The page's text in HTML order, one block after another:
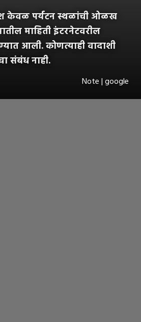
केवळ पर्यटन स्थळांची ओळख
माहिती इंटरनेटवरील
आली. कोणत्याही वादाशी
संबंध नाही.
Note | google